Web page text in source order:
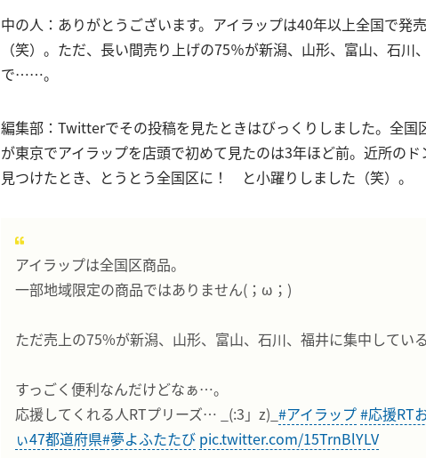
中の人：ありがとうございます。アイラップは40年以上全国で発
（笑）。ただ、長い間売り上げの75％が新潟、山形、富山、石川
で……。
編集部：Twitterでその投稿を見たときはびっくりしました。全国
が東京でアイラップを店頭で初めて見たのは3年ほど前。近所の
見つけたとき、とうとう全国区に！ と小躍りしました（笑）。
アイラップは全国区商品。
一部地域限定の商品ではありません(；ω；)
ただ売上の75%が新潟、山形、富山、石川、福井に集中してい
すっごく便利なんだけどなぁ…。
応援してくれる人RTプリーズ… _(:3」z)_ #アイラップ#応援RT
ぃ47都道府県#夢よふたたび pic.twitter.com/15TrnBlYLV